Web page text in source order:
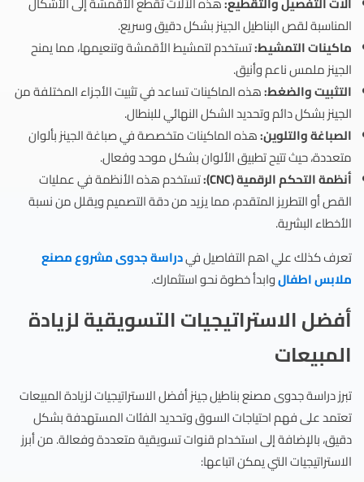
المناسبة لقص البناطيل الجينز بشكل دقيق وسريع.
ماكينات التمشيط:تستخدم لتمشيط الأقمشة وتنعيمها، مما يمنح
الجينز ملمس ناعم وأنيق.
التثبيت والضغط:هذه الماكينات تساعد في تثبيت الأجزاء المختلفة من
الجينز بشكل دائم وتحديد الشكل النهائي للبنطال.
الصباغة والتلوين:هذه الماكينات متخصصة في صباغة الجينز بألوان
متعددة، حيث تتيح تطبيق الألوان بشكل موحد وفعال.
أنظمة التحكم الرقمية (CNC):
تستخدم هذه الأنظمة في عمليات
القص أو التطريز المتقدم، مما يزيد من دقة التصميم ويقلل من نسبة
الأخطاء البشرية.
تعرف كذلك علي اهم التفاصيل فيدراسة جدوى مشروع مصنع
ملابس اطفالوابدأ خطوة نحو استثمارك.
أفضل الاستراتيجيات التسويقية لزيادة
المبيعات
تبرز دراسة جدوى مصنع بناطيل جينز أفضل الاستراتيجيات لزيادة المبيعات
تعتمد على فهم احتياجات السوق وتحديد الفئات المستهدفة بشكل
دقيق، بالإضافة إلى استخدام قنوات تسويقية متعددة وفعالة. من أبرز
الاستراتيجيات التي يمكن اتباعها: